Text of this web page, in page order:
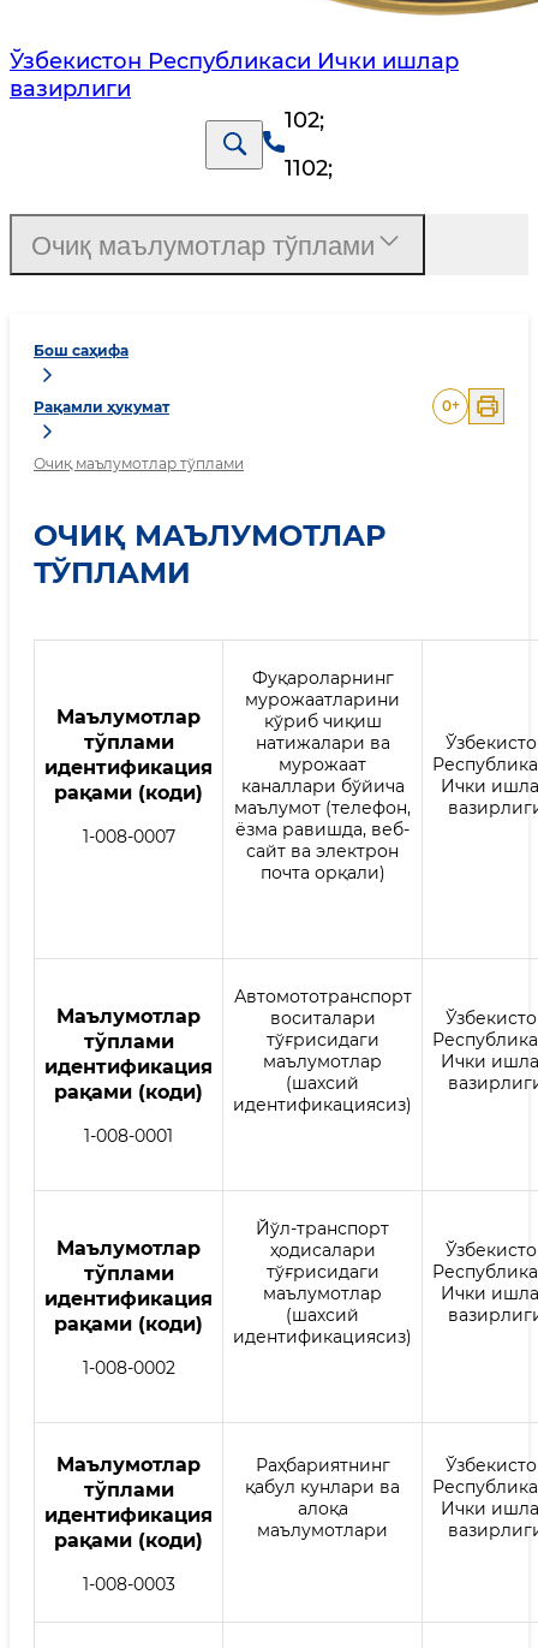
Ўзбекистон Республикаси Ички ишлар
вазирлиги
102;
1102;
Бош саҳифа
Рақамли ҳукумат
Очиқ маълумотлар тўплами
0+
ОЧИҚ МАЪЛУМОТЛАР
ТЎПЛАМИ
Mаълумотлар
тўплами
идентификация
рақами (коди)
1-008-0007
Фуқароларнинг
мурожаатларини
кўриб чиқиш
натижалари ва
мурожаат
каналлари бўйича
маълумот (телефон,
ёзма равишда, веб-
сайт ва электрон
почта орқали)
Ички
Mаълумотлар
тўплами
идентификация
рақами (коди)
1-008-0001
Автомототранспорт
воситалари
тўғрисидаги
маълумотлар
(шахсий
идентификациясиз)
Ички
Mаълумотлар
тўплами
идентификация
рақами (коди)
1-008-0002
Йўл-транспорт
ҳодисалари
тўғрисидаги
маълумотлар
(шахсий
идентификациясиз)
Ички
Mаълумотлар
тўплами
идентификация
рақами (коди)
1-008-0003
Раҳбариятнинг
қабул кунлари ва
алоқа
маълумотлари
Ички
Очиқ маълумотлар тўплами